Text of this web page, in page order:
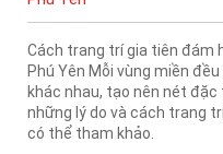
Cách trang trí gia tiên đám
Phú Yên Mỗi vùng miền
khác nhau, tạo nên nét
những lý do và cách trang
có thể tham khảo.